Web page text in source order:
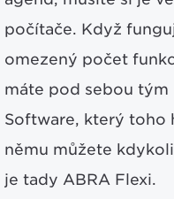
počítače. Když
omezený počet
máte pod sebou
Software, který toho
němu můžete
je tady ABRA Flexi.